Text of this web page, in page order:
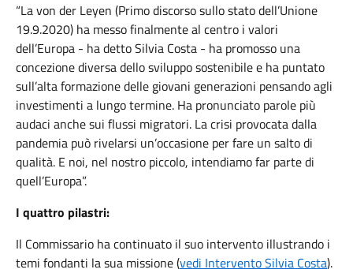
“La von der Leyen (Primo discorso sullo stato dell’Unione
19.9.2020) ha messo finalmente al centro i valori
dell’Europa - ha detto Silvia Costa - ha promosso una
concezione diversa dello sviluppo sostenibile e ha puntato
sull’alta formazione delle giovani generazioni pensando agli
investimenti a lungo termine. Ha pronunciato parole più
audaci anche sui flussi migratori. La crisi provocata dalla
pandemia può rivelarsi un’occasione per fare un salto di
qualità. E noi, nel nostro piccolo, intendiamo far parte di
quell’Europa”.
I quattro pilastri:
Il Commissario ha continuato il suo intervento illustrando i
temi fondanti la sua missione(vedi Intervento Silvia Costa).